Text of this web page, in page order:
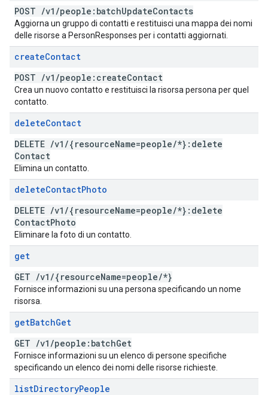
POST /v1 /people:batchUpdateContacts
Aggiorna un gruppo di contatti e restituisci una mappa dei nomi
delle risorse a PersonResponses per i contatti aggiornati.
createContact
POST /v1 /people:createContact
Crea un nuovo contatto e restituisci la risorsa persona per quel
contatto.
deleteContact
DELETE /v1 /{resourceName=people/*}:delete
Contact
Elimina un contatto.
deleteContactPhoto
DELETE /v1 /{resourceName=people/*}:delete
ContactPhoto
Eliminare la foto di un contatto.
get
GET /v1 /{resourceName=people/*}
Fornisce informazioni su una persona specificando un nome
risorsa.
getBatchGet
GET /v1 /people:batchGet
Fornisce informazioni su un elenco di persone specifiche
specificando un elenco dei nomi delle risorse richieste.
listDirectoryPeople